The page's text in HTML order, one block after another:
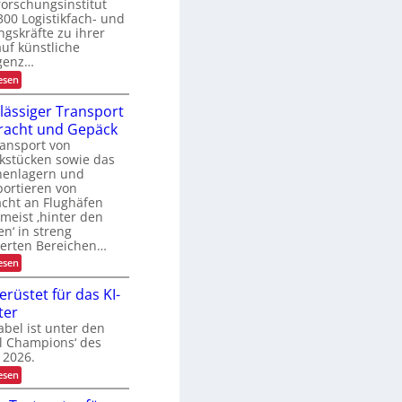
t
t
e
n
m
a
n
a
g
e
m
e
n
t
r
U
S
A
-
P
r
ä
s
e
n
z
Logistikfach- und
zu ihrer
künstliche
:
K
-
N
u
t
z
u
n
g
i
n
d
e
r
L
o
s
t
i
k
Transport
und Gepäck
von
sowie das
und
von
an Flughäfen
‚hinter den
in streng
Bereichen…
:
Z
u
v
e
r
l
ä
s
s
i
für das KI-
ist unter den
Champions‘ des
:
T